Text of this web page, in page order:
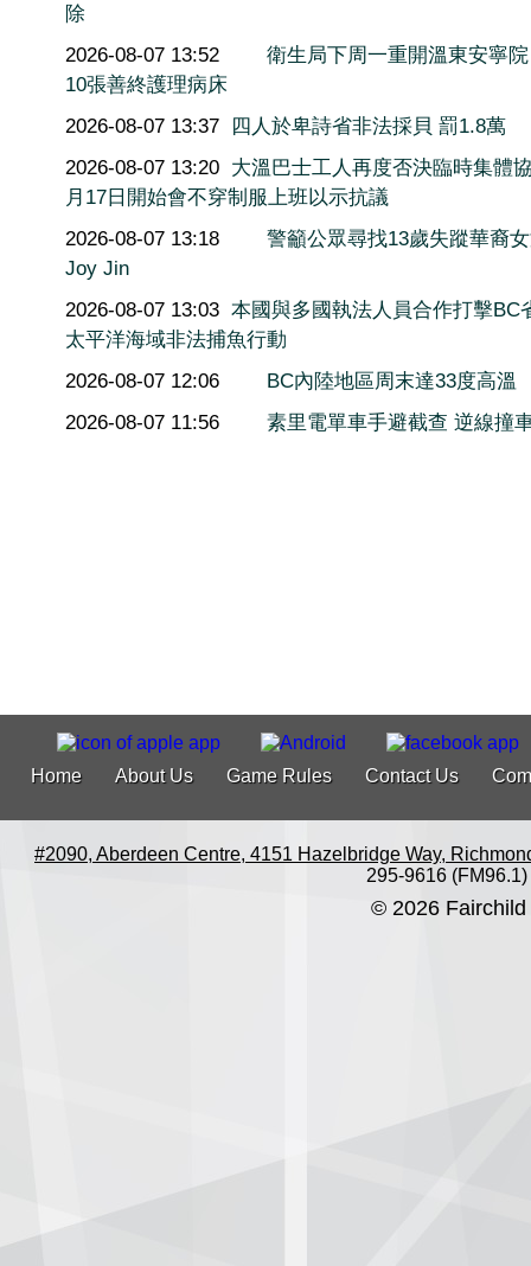
除
2026-08-07 13:52
衛生局下周一重開溫東安寧
10張善終護理病床
2026-08-07 13:37 四人於卑詩省非法採貝 罰1.8萬
2026-08-07 13:20 大溫巴士工人再度否決臨時集體
月17日開始會不穿制服上班以示抗議
2026-08-07 13:18
警籲公眾尋找13歲失蹤華裔
Joy Jin
2026-08-07 13:03 本國與多國執法人員合作打擊BC
太平洋海域非法捕魚行動
2026-08-07 12:06
BC內陸地區周末達33度高溫
2026-08-07 11:56
素里電單車手避截查 逆線撞
Home About Us Game Rules Contact Us
#2090, Aberdeen Centre, 4151 Hazelbridge Way,
295-9616 (FM96.1)
© 2026 Fairchild